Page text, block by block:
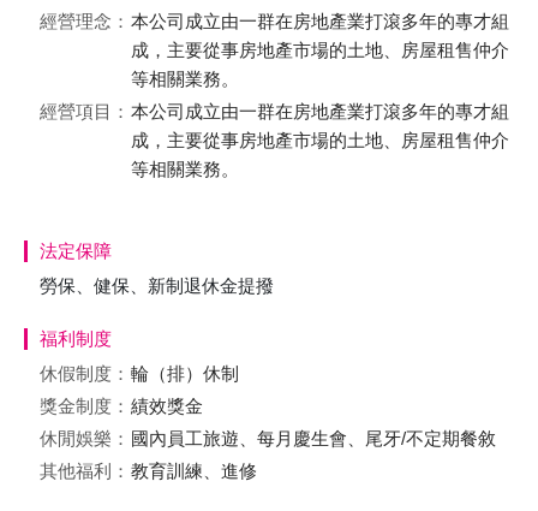
經營理念： 本公司成立由一群在房地產業打滾多年的專才組
成，主要從事房地產市場的土地、房屋租售仲介
等相關業務。
經營項目： 本公司成立由一群在房地產業打滾多年的專才組
成，主要從事房地產市場的土地、房屋租售仲介
等相關業務。
法定保障
勞保、健保、新制退休金提撥
福利制度
休假制度： 輪（排）休制
獎金制度： 績效獎金
休閒娛樂： 國內員工旅遊、每月慶生會、尾牙/不定期餐敘
其他福利： 教育訓練、進修